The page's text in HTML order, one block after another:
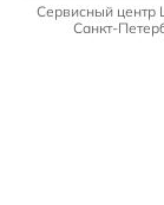
Сервисный центр
Санкт-